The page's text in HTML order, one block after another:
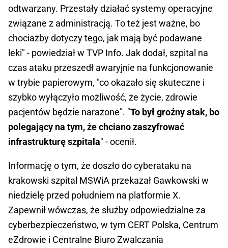
odtwarzany. Przestały działać systemy operacyjne
związane z administracją. To też jest ważne, bo
chociażby dotyczy tego, jak mają być podawane
leki" - powiedział w TVP Info. Jak dodał, szpital na
czas ataku przeszedł awaryjnie na funkcjonowanie
w trybie papierowym, "co okazało się skuteczne i
szybko wyłączyło możliwość, że życie, zdrowie
pacjentów będzie narażone". "To był groźny atak, bo
polegający na tym, że chciano zaszyfrować
infrastrukturę szpitala" - ocenił.
Informację o tym, że doszło do cyberataku na
krakowski szpital MSWiA przekazał Gawkowski w
niedzielę przed południem na platformie X.
Zapewnił wówczas, że służby odpowiedzialne za
cyberbezpieczeństwo, w tym CERT Polska, Centrum
eZdrowie i Centralne Biuro Zwalczania